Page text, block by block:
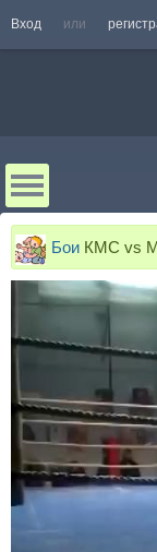
Вход или
Бои КМС vs